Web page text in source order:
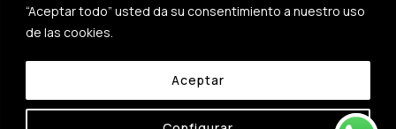
“Aceptar todo” usted da su consentimiento a nuestro uso
de las cookies.
Aceptar
Política de privacidad